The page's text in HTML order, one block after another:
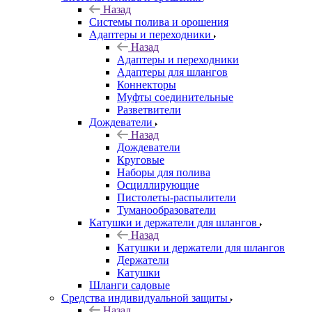
Назад
Системы полива и орошения
Адаптеры и переходники
Назад
Адаптеры и переходники
Адаптеры для шлангов
Коннекторы
Муфты соединительные
Разветвители
Дождеватели
Назад
Дождеватели
Круговые
Наборы для полива
Осциллирующие
Пистолеты-распылители
Туманообразователи
Катушки и держатели для шлангов
Назад
Катушки и держатели для шлангов
Держатели
Катушки
Шланги садовые
Средства индивидуальной защиты